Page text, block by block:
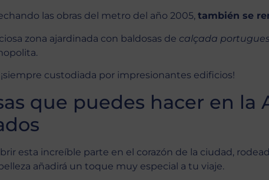
las obras del metro del año 2005, también se
zona ajardinada con baldosas de calçada
¡siempre custodiada por impresionantes edificios!
que puedes hacer en la
esta increíble parte en el corazón de la ciudad,
añadirá un toque muy especial a tu viaje.